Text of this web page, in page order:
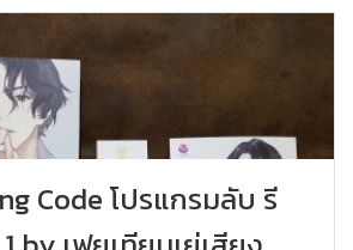
Code โปรแกรมลับ รี